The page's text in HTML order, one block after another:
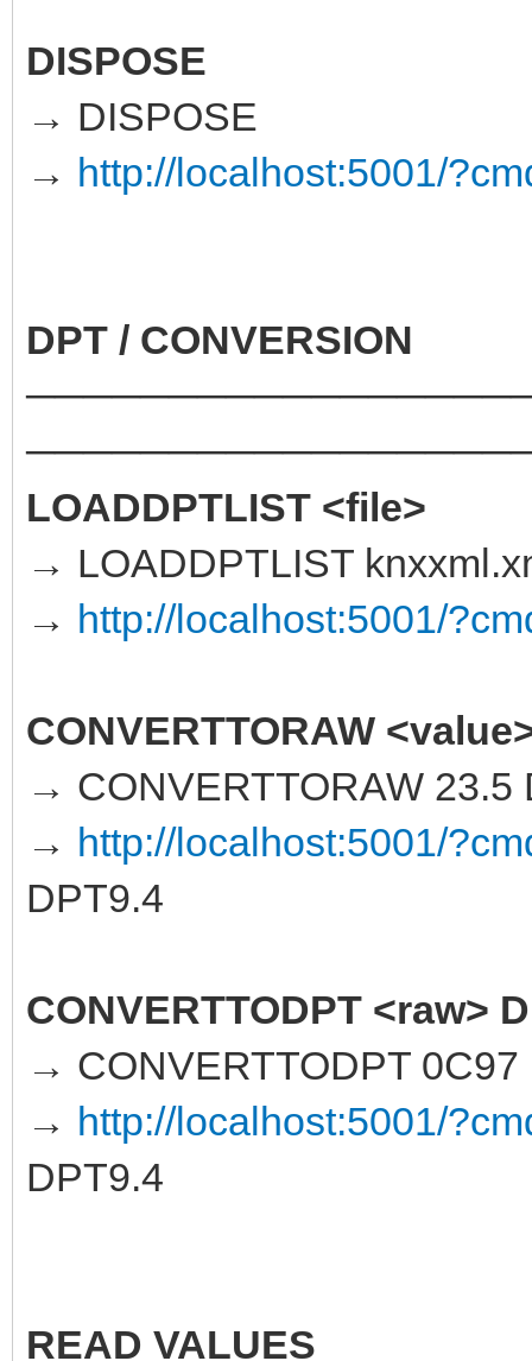
DISPOSE
→ DISPOSE
→ http://localhost:5001/
DPT / CONVERSION
LOADDPTLIST <file>
→ LOADDPTLIST
→ http://localhost:5001/
CONVERTTORAW
→ CONVERTTORAW 23.5
→ http://localhost:5001/
DPT9.4
CONVERTTODPT <raw>
→ CONVERTTODPT 0C97
→ http://localhost:5001/
DPT9.4
READ VALUES